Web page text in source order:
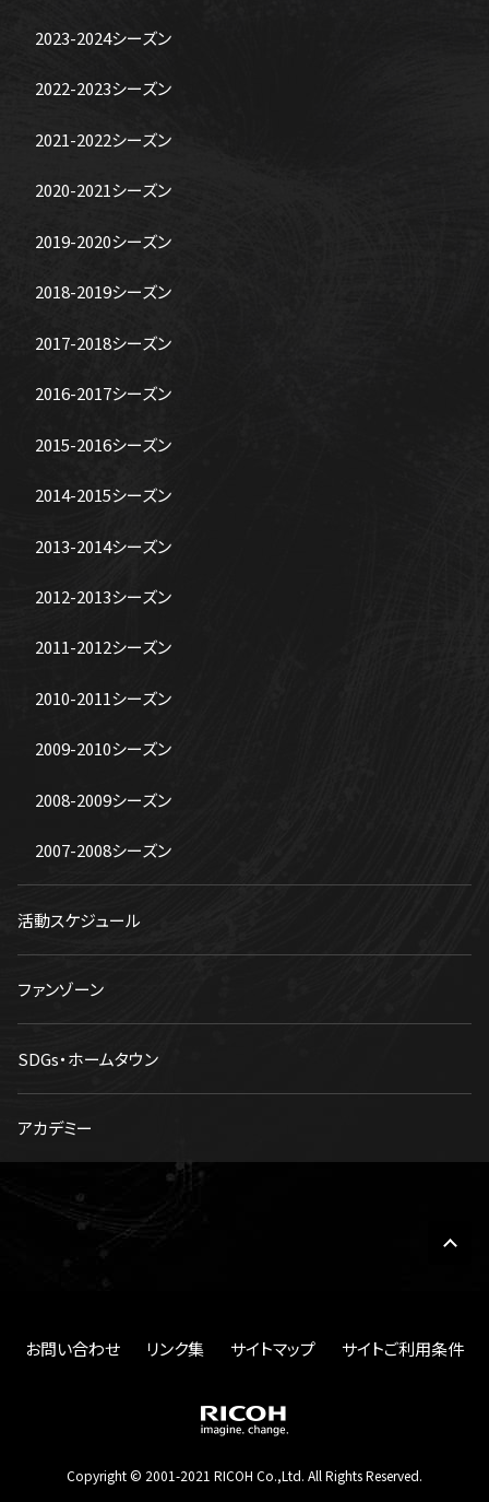
2023-2024シーズン
2022-2023シーズン
2021-2022シーズン
2020-2021シーズン
2019-2020シーズン
2018-2019シーズン
2017-2018シーズン
2016-2017シーズン
2015-2016シーズン
2014-2015シーズン
2013-2014シーズン
2012-2013シーズン
2011-2012シーズン
2010-2011シーズン
2009-2010シーズン
2008-2009シーズン
2007-2008シーズン
活動スケジュール
ファンゾーン
SDGs・ホームタウン
アカデミー
お問い合わせ リンク集 サイトマップ サイトご利用条件
Copyright © 2001-2021 RICOH Co.,Ltd. All Rights Reserved.